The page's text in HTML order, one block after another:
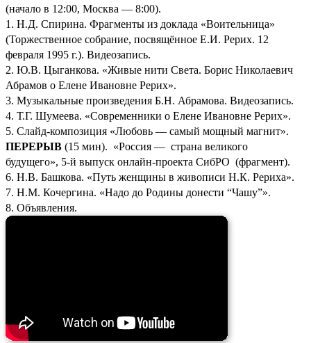
(начало в 12:00, Москва — 8:00).
1. Н.Д. Спирина. Фрагменты из доклада «Воительница»
(Торжественное собрание, посвящённое Е.И. Рерих. 12
февраля 1995 г.). Видеозапись.
2. Ю.В. Цыганкова. «Живые нити Света. Борис Николаевич
Абрамов о Елене Ивановне Рерих».
3. Музыкальные произведения Б.Н. Абрамова. Видеозапись.
4. Т.Г. Шумеева. «Современники о Елене Ивановне Рерих».
5. Слайд-композиция «Любовь — самый мощный магнит».
ПЕРЕРЫВ (15 мин). «Россия — страна великого
будущего», 5-й выпуск онлайн-проекта СибРО (фрагмент).
6. Н.В. Башкова. «Путь женщины в живописи Н.К. Рериха».
7. Н.М. Кочергина. «Надо до Родины донести “Чашу”».
8. Объявления.